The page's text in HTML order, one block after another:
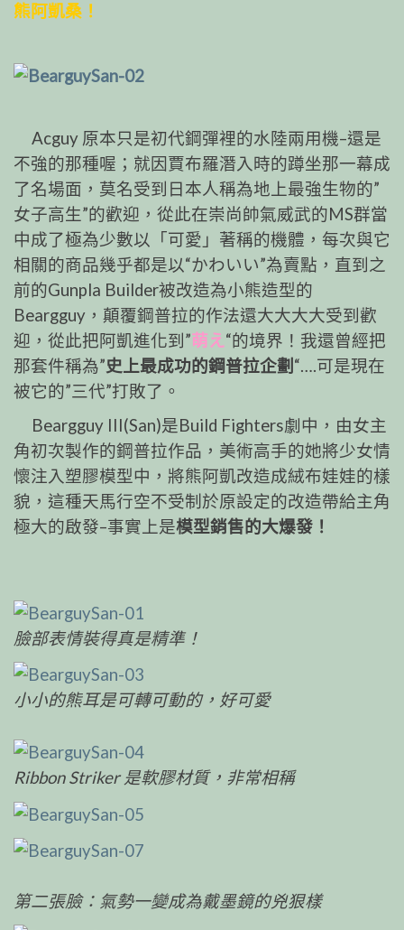
熊阿凱桑！
Acguy 原本只是初代鋼彈裡的水陸兩用機–還是
不強的那種喔；就因賈布羅潛入時的蹲坐那一幕成
了名場面，莫名受到日本人稱為地上最強生物的”
女子高生”的歡迎，從此在崇尚帥氣威武的MS群當
中成了極為少數以 「可愛」著稱的機體，每次與它
相關的商品幾乎都是以“かわいい”為賣點，直到之
前的Gunpla Builder被改造為小熊造型的
Beargguy，顛覆鋼普拉的作法還大大大大受到歡
迎，從此把阿凱進化到”萌え“的境界！我還曾經把
那套件稱為”史上最成功的鋼普拉企劃 “….可是現在
被它的”三代”打敗了。
Beargguy III(San)是Build Fighters劇中，由女主
角初次製作的鋼普拉作品，美術高手的她將少女情
懷注入塑膠模型中，將熊阿凱改造成絨布娃娃的樣
貌，這種天馬行空不受制於原設定的改造帶給主角
極大的啟發–事實上是模型銷售的大爆發！
臉部表情裝得真是精準！
小小的熊耳是可轉可動的，好可愛
Ribbon Striker 是軟膠材質，非常相稱
第二張臉：氣勢一變成為戴墨鏡的兇狠樣